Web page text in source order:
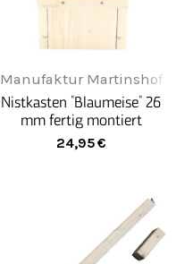
Manufaktur Martinshof
Nistkasten "Blaumeise" 26
mm fertig montiert
24,95€